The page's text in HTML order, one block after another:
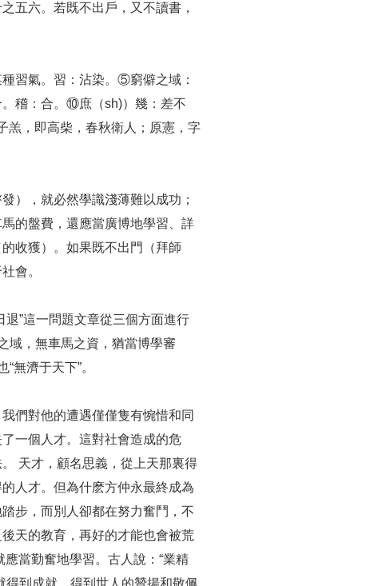
六。若既不出戶，又不讀書，
習氣。習：沾染。⑤窮僻之域：
稽：合。⑩庶（sh)）幾：差不
羔，即高柴，春秋衛人；原憲，字
），就必然學識淺薄難以成功；
的盤費，還應當廣博地學習、詳
收獲）。如果既不出門（拜師
會。
”這一問題文章從三個方面進行
域，無車馬之資，猶當博學審
無濟于天下”。
們對他的遭遇僅僅隻有惋惜和同
一個人才。這對社會造成的危
天才，顧名思義，從上天那裏得
人才。但為什麽方仲永最終成為
步，而別人卻都在努力奮鬥，不
天的教育，再好的才能也會被荒
當勤奮地學習。古人說：“業精
得到成就，得到世人的贊揚和敬佩